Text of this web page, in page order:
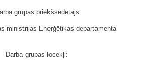
grupas priekšsēdētājs
ministrijas Enerģētikas departamenta
Darba grupas locekļi: